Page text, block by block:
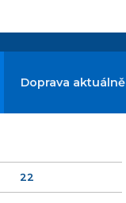
Doprava aktuálně
22